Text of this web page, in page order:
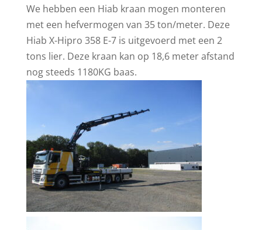
We hebben een Hiab kraan mogen monteren
met een hefvermogen van 35 ton/meter. Deze
Hiab X-Hipro 358 E-7 is uitgevoerd met een 2
tons lier. Deze kraan kan op 18,6 meter afstand
nog steeds 1180KG baas.